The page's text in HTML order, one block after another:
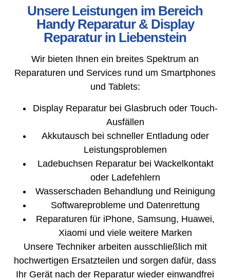
Unsere Leistungen im Bereich
Handy Reparatur & Display
Reparatur in Liebenstein
Wir bieten Ihnen ein breites Spektrum an
Reparaturen und Services rund um Smartphones
und Tablets:
Display Reparatur bei Glasbruch oder Touch-
Ausfällen
Akkutausch bei schneller Entladung oder
Leistungsproblemen
Ladebuchsen Reparatur bei Wackelkontakt
oder Ladefehlern
Wasserschaden Behandlung und Reinigung
Softwareprobleme und Datenrettung
Reparaturen für iPhone, Samsung, Huawei,
Xiaomi und viele weitere Marken
Unsere Techniker arbeiten ausschließlich mit
hochwertigen Ersatzteilen und sorgen dafür, dass
Ihr Gerät nach der Reparatur wieder einwandfrei